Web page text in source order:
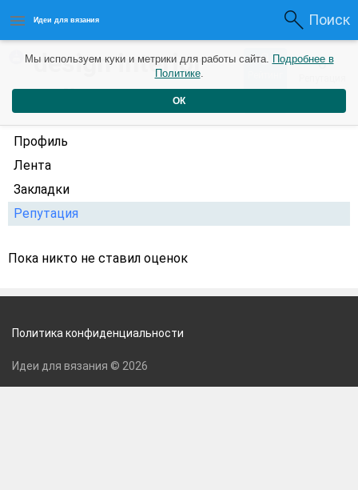
Идеи для вязания Поиск
design interior
online
0 0
Профиль
Лента
Закладки
Репутация
Пока никто не ставил оценок
Мы используем куки и метрики для работы сайта. Подробнее в
Политике.
ОК
Политика конфиденциальности
Идеи для вязания © 2026